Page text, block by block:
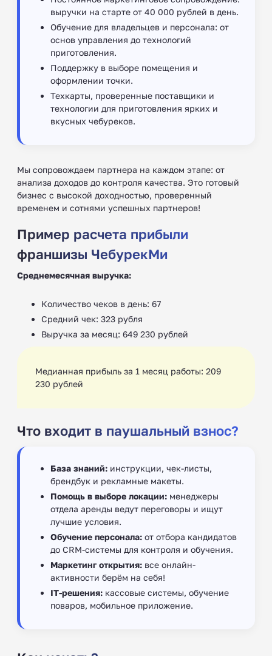
выручки на старте от 40 000 рублей в день.
Обучение для владельцев и персонала: от
основ управления до технологий
приготовления.
Поддержку в выборе помещения и
оформлении точки.
Техкарты, проверенные поставщики и
технологии для приготовления ярких и
вкусных чебуреков.
Мы сопровождаем партнера на каждом этапе: от
анализа доходов до контроля качества. Это готовый
бизнес с высокой доходностью, проверенный
временем и сотнями успешных партнеров!
Пример расчета прибыли
франшизы ЧебурекМи
Среднемесячная выручка:
Количество чеков в день: 67
Средний чек: 323 рубля
Выручка за месяц: 649 230 рублей
Медианная прибыль за 1 месяц работы: 209
230 рублей
Что входит в паушальный взнос?
База знаний: инструкции, чек-листы,
брендбук и рекламные макеты.
Помощь в выборе локации: менеджеры
отдела аренды ведут переговоры и ищут
лучшие условия.
Обучение персонала: от отбора кандидатов
до CRM-системы для контроля и обучения.
Маркетинг открытия: все онлайн-
активности берём на себя!
IT-решения: кассовые системы, обучение
поваров, мобильное приложение.